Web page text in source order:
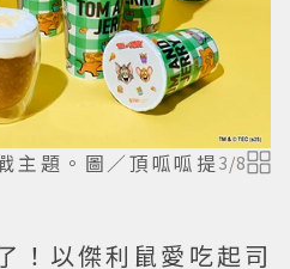
主題。圖／頂呱呱提 3/8
！以傑利鼠愛吃起司